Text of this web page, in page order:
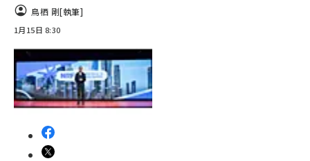
鳥栖 剛[執筆]
1月15日 8:30